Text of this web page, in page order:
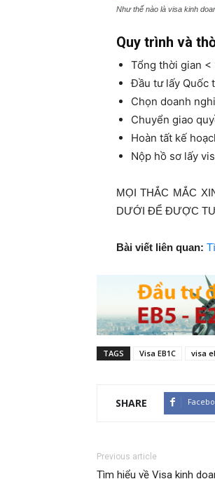
Như thế nào là visa kinh
Quy trình và
Tổng thời gian <
Đầu tư lấy Quốc
Chọn doanh
Chuyển giao
Hoàn tất kế
Nộp hồ sơ lấy
MỌI THẮC MẮC
DƯỚI ĐỂ ĐƯỢC
Bài viết liên quan:
TAGS Visa EB1C visa
SHARE
Previous article
Tìm hiểu về Visa kinh